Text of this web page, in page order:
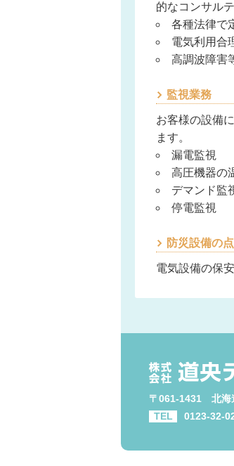
的なコンサル
各種法律で
電気利用合
高調波障害
監視業務
お客様の設備
ます。
漏電監視
高圧機器の
デマンド監
停電監視
防災設備の
電気設備の保
〒061-1431 北海
TEL
0123-32-